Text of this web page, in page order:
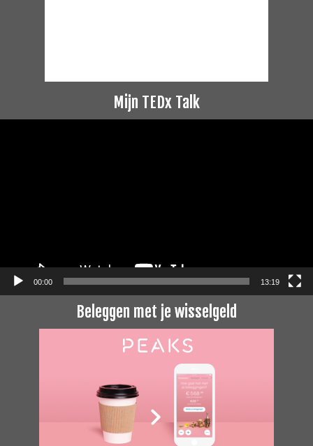
Mijn TEDx Talk
00:00 13:19
Beleggen met je wisselgeld